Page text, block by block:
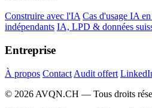
Construire avec l'IA Cas d'usage IA
indépendants IA, LPD & données
Entreprise
À propos Contact Audit offert
© 2026 AVQN.CH — Tous droits